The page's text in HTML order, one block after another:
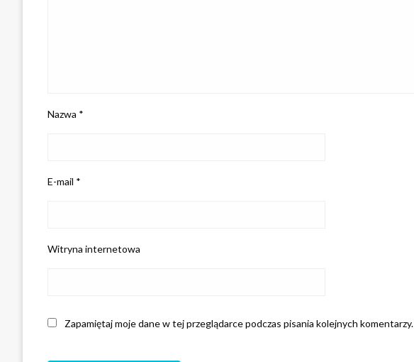
Nazwa *
E-mail *
Witryna internetowa
Zapamiętaj moje dane w tej przeglądarce podczas pisania kolejnych komentarzy.